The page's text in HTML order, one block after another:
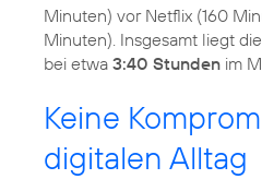
Minuten) vor Netflix (160
Minuten). Insgesamt liegt die
bei etwa 3:40 Stunden im
Keine
digitalen Alltag